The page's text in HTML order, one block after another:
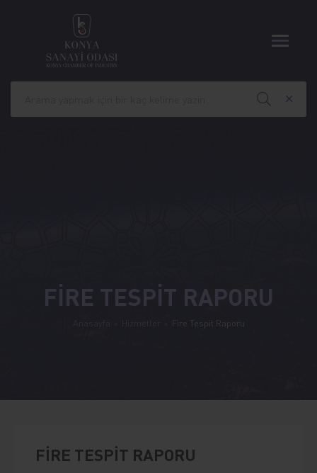
FİRE TESPİT RAPORU
Anasayfa Hizmetler Fire Tespit Raporu
FİRE TESPİT RAPORU